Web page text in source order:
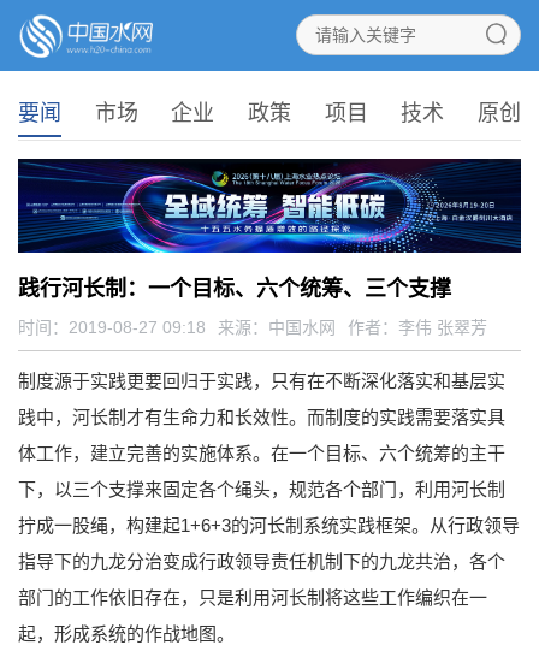
要闻 市场 企业 政策 项目 技术 原创
践行河长制：一个目标、六个统筹、三个支撑
时间：2019-08-27 09:18 来源： 中国水网 作者：李伟 张翠芳
制度源于实践更要回归于实践，只有在不断深化落实和基层实
践中，河长制才有生命力和长效性。而制度的实践需要落实具
体工作，建立完善的实施体系。在一个目标、六个统筹的主干
下，以三个支撑来固定各个绳头，规范各个部门，利用河长制
拧成一股绳，构建起1+6+3的河长制系统实践框架。从行政领导
指导下的九龙分治变成行政领导责任机制下的九龙共治，各个
部门的工作依旧存在，只是利用河长制将这些工作编织在一
起，形成系统的作战地图。